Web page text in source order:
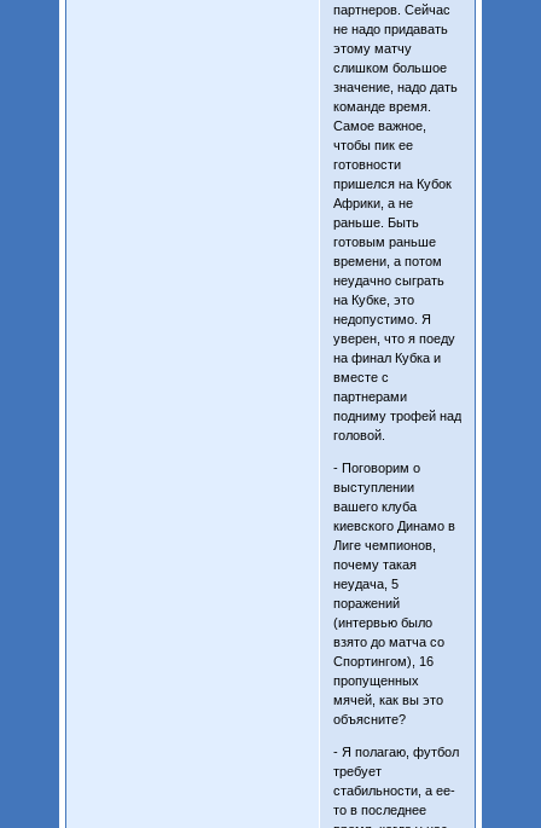
партнеров. Сейчас
не надо придавать
этому матчу
слишком большое
значение, надо дать
команде время.
Самое важное,
чтобы пик ее
готовности
пришелся на Кубок
Африки, а не
раньше. Быть
готовым раньше
времени, а потом
неудачно сыграть
на Кубке, это
недопустимо. Я
уверен, что я поеду
на финал Кубка и
вместе с
партнерами
подниму трофей над
головой.
- Поговорим о
выступлении
вашего клуба
киевского Динамо в
Лиге чемпионов,
почему такая
неудача, 5
поражений
(интервью было
взято до матча со
Спортингом), 16
пропущенных
мячей, как вы это
объясните?
- Я полагаю, футбол
требует
стабильности, а ее-
то в последнее